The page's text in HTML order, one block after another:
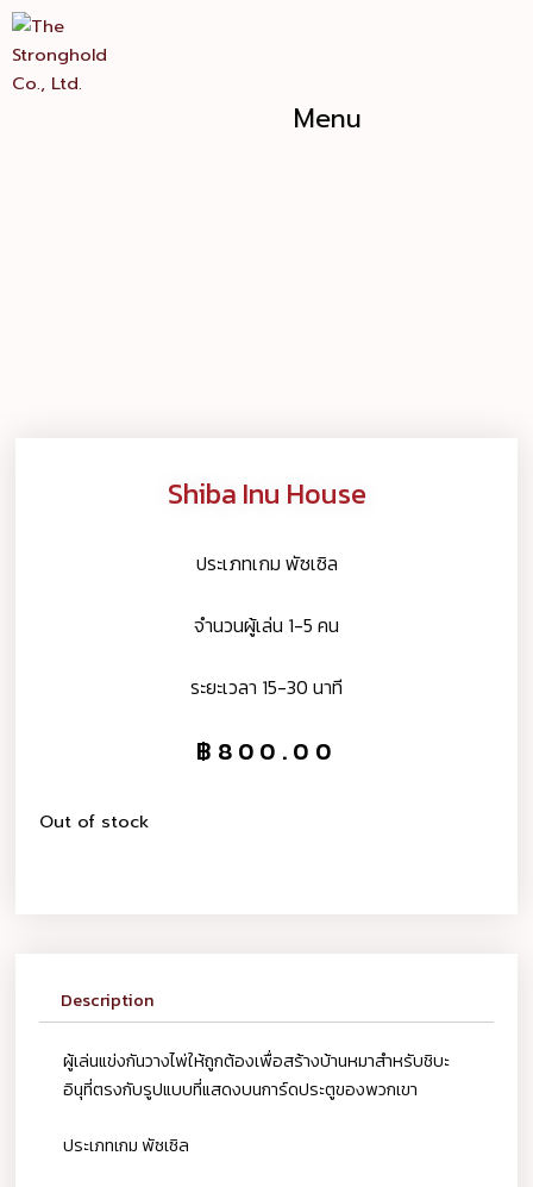
Skip
content
Menu
Shiba Inu House
ประเภทเกม พัซเซิล
จำนวนผู้เล่น 1-5 คน
ระยะเวลา 15-30 นาที
฿ 800.00
Out of stock
Description
ผู้เล่นแข่งกันวางไพ่ให้ถูกต้องเพื่อสร้างบ้านหมาสำหรับชิบะ
อินุที่ตรงกับรูปแบบที่แสดงบนการ์ดประตูของพวกเขา
ประเภทเกม พัซเซิล